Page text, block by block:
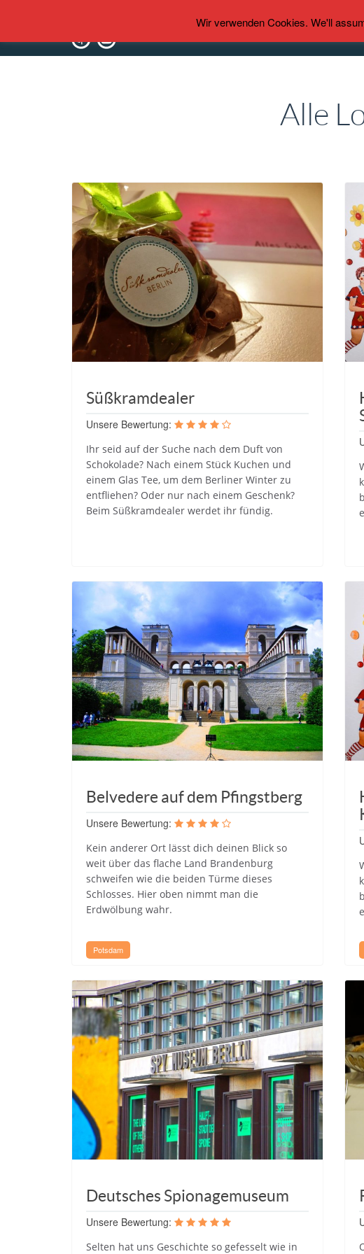
Alle
Süßkramdealer
Unsere Bewertung:
Ihr seid auf der Suche nach dem Duft von
Schokolade? Nach einem Stück Kuchen und
einem Glas Tee, um dem Berliner Winter zu
entfliehen? Oder nur nach einem Geschenk?
Beim Süßkramdealer werdet ihr fündig.
Belvedere auf dem Pfingstberg
Unsere Bewertung:
Kein anderer Ort lässt dich deinen Blick so
weit über das flache Land Brandenburg
schweifen wie die beiden Türme dieses
Schlosses. Hier oben nimmt man die
Erdwölbung wahr.
Potsdam
Deutsches Spionagemuseum
Unsere Bewertung:
Selten hat uns Geschichte so gefesselt wie in
Wir verwenden Cookies. We'll